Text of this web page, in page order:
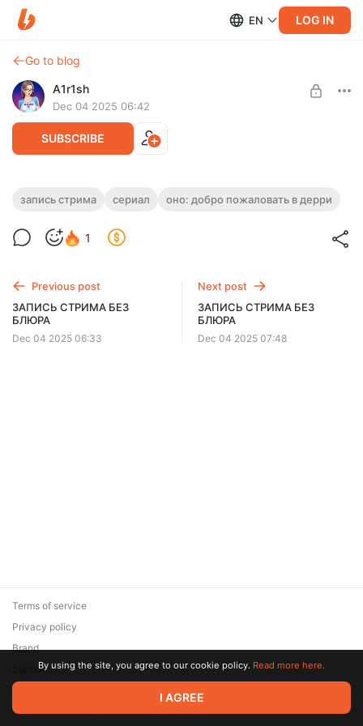
EN LOG IN
Go to blog
A1r1sh
Dec 04 2025 06:42
SUBSCRIBE
Оно: Добро пожаловать в Дерри
запись стрима сериал оно: добро пожаловать в дерри
1
Previous post
ЗАПИСЬ СТРИМА БЕЗ
БЛЮРА
Dec 04 2025 06:33
Next post
ЗАПИСЬ СТРИМА БЕЗ
БЛЮРА
Dec 04 2025 07:48
© 2026 Zaya Solutions Limited. All rights reserved. All trademarks
are the property of their respective owners.
Terms of service
Privacy policy
Brand
SupportBy using the site, you agree to our cookie policy. Read more here.
I AGREE